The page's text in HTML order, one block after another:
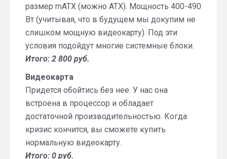
размер mATX (можно ATX). Мощность 400-490
Вт (учитывая, что в будущем мы докупим не
слишком мощную видеокарту). Под эти
условия подойдут многие системные блоки.
Итого: 2 800 руб.
Видеокарта
Придется обойтись без нее. У нас она
встроена в процессор и обладает
достаточной производительностью. Когда
кризис кончится, вы сможете купить
нормальную видеокарту.
Итого: 0 руб.